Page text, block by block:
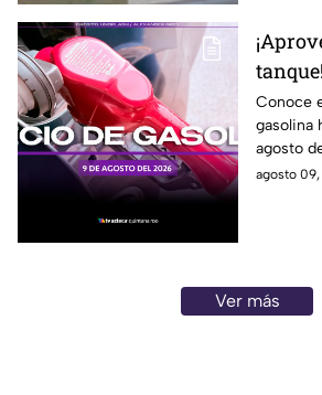
9 de
Conoce
gasolina
agosto
el resto
agosto
Ver más